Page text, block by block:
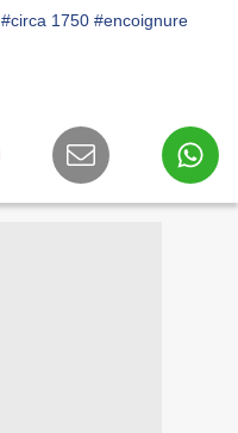
#circa 1750 #encoignure